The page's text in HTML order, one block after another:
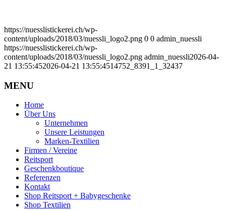
https://nuesslistickerei.ch/wp-
content/uploads/2018/03/nuessli_logo2.png 0 0 admin_nuessli
https://nuesslistickerei.ch/wp-
content/uploads/2018/03/nuessli_logo2.png admin_nuessli2026-04-
21 13:55:452026-04-21 13:55:4514752_8391_1_32437
MENU
Home
Über Uns
Unternehmen
Unsere Leistungen
Marken-Textilien
Firmen / Vereine
Reitsport
Geschenkboutique
Referenzen
Kontakt
Shop Reitsport + Babygeschenke
Shop Textilien